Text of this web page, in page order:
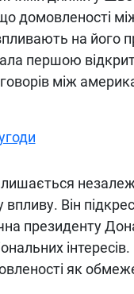
що домовленості
на його
першою
між
Він
президенту
як